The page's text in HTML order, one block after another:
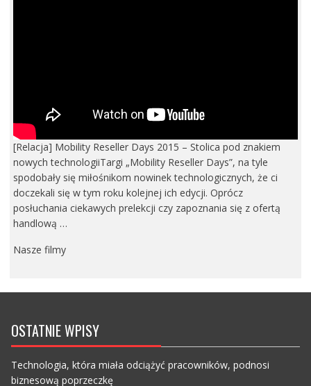
[Relacja] Mobility Reseller Days 2015 – Stolica pod znakiem
nowych technologiiTargi „Mobility Reseller Days”, na tyle
spodobały się miłośnikom nowinek technologicznych, że ci
doczekali się w tym roku kolejnej ich edycji. Oprócz
posłuchania ciekawych prelekcji czy zapoznania się z ofertą
handlową …
Nasze filmy
OSTATNIE WPISY
Technologia, która miała odciążyć pracowników, podnosi
biznesową poprzeczkę